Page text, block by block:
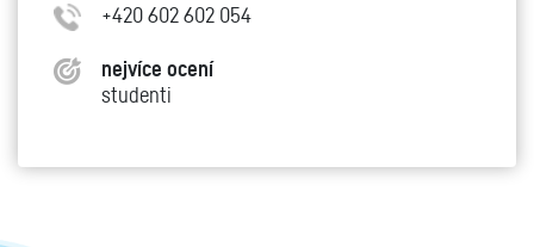
+420 602 602 054
nejvíce ocení
studenti